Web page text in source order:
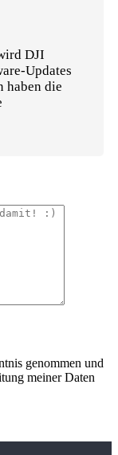
DJI
Updates
haben die
genommen und
meiner Daten